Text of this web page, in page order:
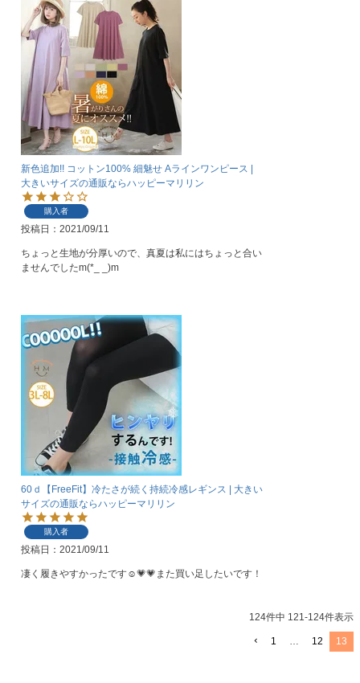
新色追加!! コットン100% 細魅せ Aラインワンピース |
大きいサイズの通販ならハッピーマリリン
購入者
投稿日 2021/09/11
ちょっと生地が分厚いので、真夏は私にはちょっと合い
ませんでしたm(*_ _)m
60ｄ【FreeFit】冷たさが続く持続冷感レギンス | 大きい
サイズの通販ならハッピーマリリン
購入者
投稿日 2021/09/11
凄く履きやすかったです☺️💗💗また買い足したいです！
124件中 121-124件表示
1 … 12 13